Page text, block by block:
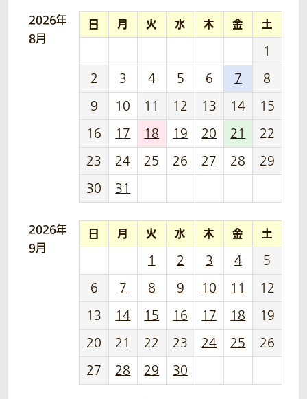
2026年
8月
日 月 火 水 木 金 土
1
2
3 4 5 6 7
8
9
10 11 12 13 14
15
16
17 18 19 20 21
22
23
24 25 26 27 28
29
30
31
2026年
9月
日 月 火 水 木 金 土
1 2 3 4
5
6
7 8 9 10 11
12
13
14 15 16 17 18
19
20
21 22 23 24 25
26
27
28 29 30